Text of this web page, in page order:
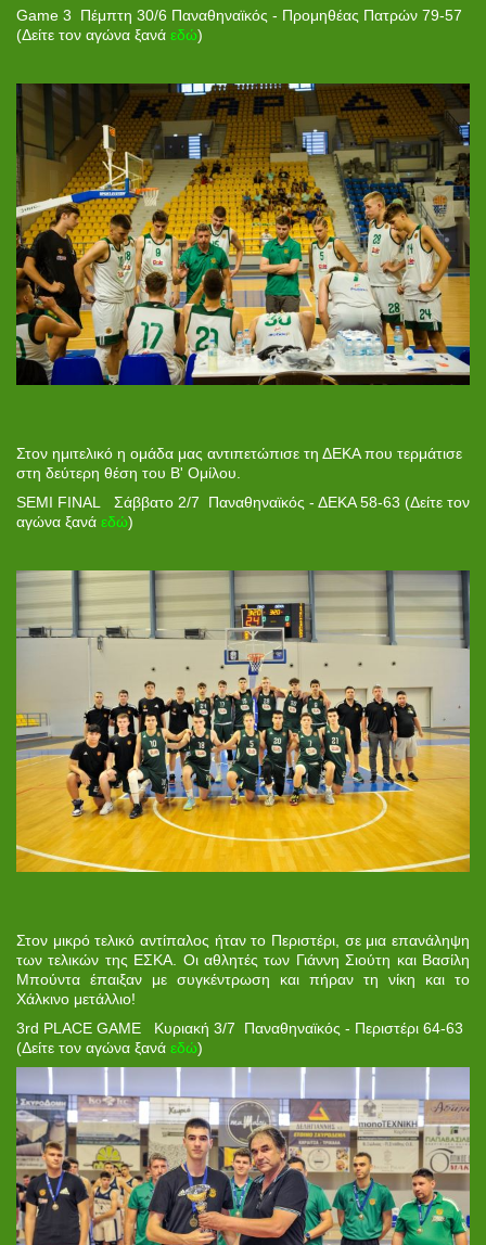
Game 3 Πέμπτη 30/6 Παναθηναϊκός - Προμηθέας Πατρών 79-57
(Δείτε τον αγώνα ξανά εδώ)
Στον ημιτελικό η ομάδα μας αντιπετώπισε τη ΔΕΚΑ που τερμάτισε
στη δεύτερη θέση του Β' Ομίλου.
SEMI FINAL Σάββατο 2/7 Παναθηναϊκός - ΔΕΚΑ 58-63 (Δείτε τον
αγώνα ξανά εδώ)
Στον μικρό τελικό αντίπαλος ήταν το Περιστέρι, σε μια επανάληψη
των τελικών της ΕΣΚΑ. Οι αθλητές των Γιάννη Σιούτη και Βασίλη
Μπούντα έπαιξαν με συγκέντρωση και πήραν τη νίκη και το
Χάλκινο μετάλλιο!
3rd PLACE GAME Κυριακή 3/7 Παναθηναϊκός - Περιστέρι 64-63
(Δείτε τον αγώνα ξανά εδώ)